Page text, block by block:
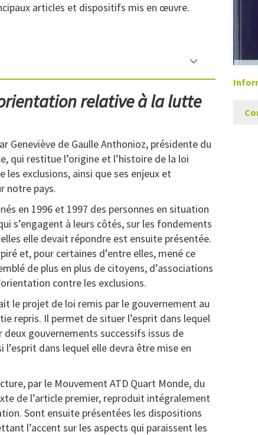
articles et dispositifs mis en œuvre.
relative à la lutte
Geneviève de Gaulle Anthonioz, présidente du
qui restitue l’origine et l’histoire de la loi
exclusions, ainsi que ses enjeux et
notre pays.
en 1996 et 1997 des personnes en situation
s’engagent à leurs côtés, sur les fondements
elle devait répondre est ensuite présentée.
et, pour certaines d’entre elles, mené ce
de plus en plus de citoyens, d’associations
contre les exclusions.
le projet de loi remis par le gouvernement au
repris. Il permet de situer l’esprit dans lequel
gouvernements successifs issus de
dans lequel elle devra être mise en
par le Mouvement ATD Quart Monde, du
de l’article premier, reproduit intégralement
Sont ensuite présentées les dispositions
l’accent sur les aspects qui paraissent les